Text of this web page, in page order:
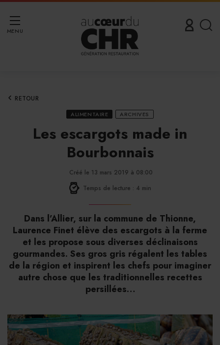
MENU
RETOUR
ALIMENTAIRE ARCHIVES
Les escargots made in
Bourbonnais
Créé le 13 mars 2019 à 08:00
Temps de lecture : 4 min
Dans l’Allier, sur la commune de Thionne,
Laurence Finet élève des escargots à la ferme
et les propose sous diverses déclinaisons
gourmandes. Ses gros gris régalent les tables
de la région et inspirent les chefs pour imaginer
autre chose que les traditionnelles recettes
persillées…